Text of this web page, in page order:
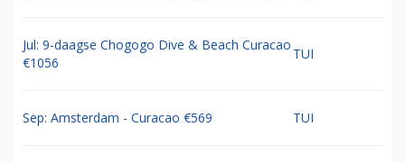
Jul: 9-daagse Chogogo Dive & Beach Curacao
€1056
TUI
Sep: Amsterdam - Curacao €569 TUI